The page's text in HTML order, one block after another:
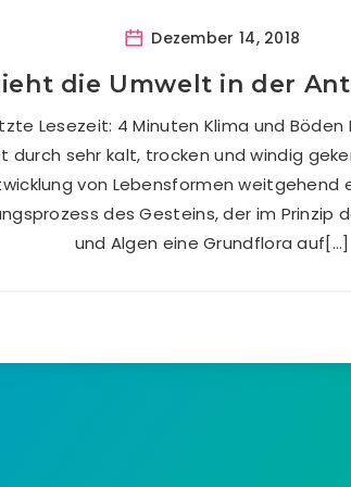
Dezember 14, 2018
die Umwelt in der
Lesezeit: 4 Minuten Klima und
durch sehr kalt, trocken und windig
von Lebensformen weitgehend
des Gesteins, der im Prinzip
und Algen eine Grundflora auf[…]